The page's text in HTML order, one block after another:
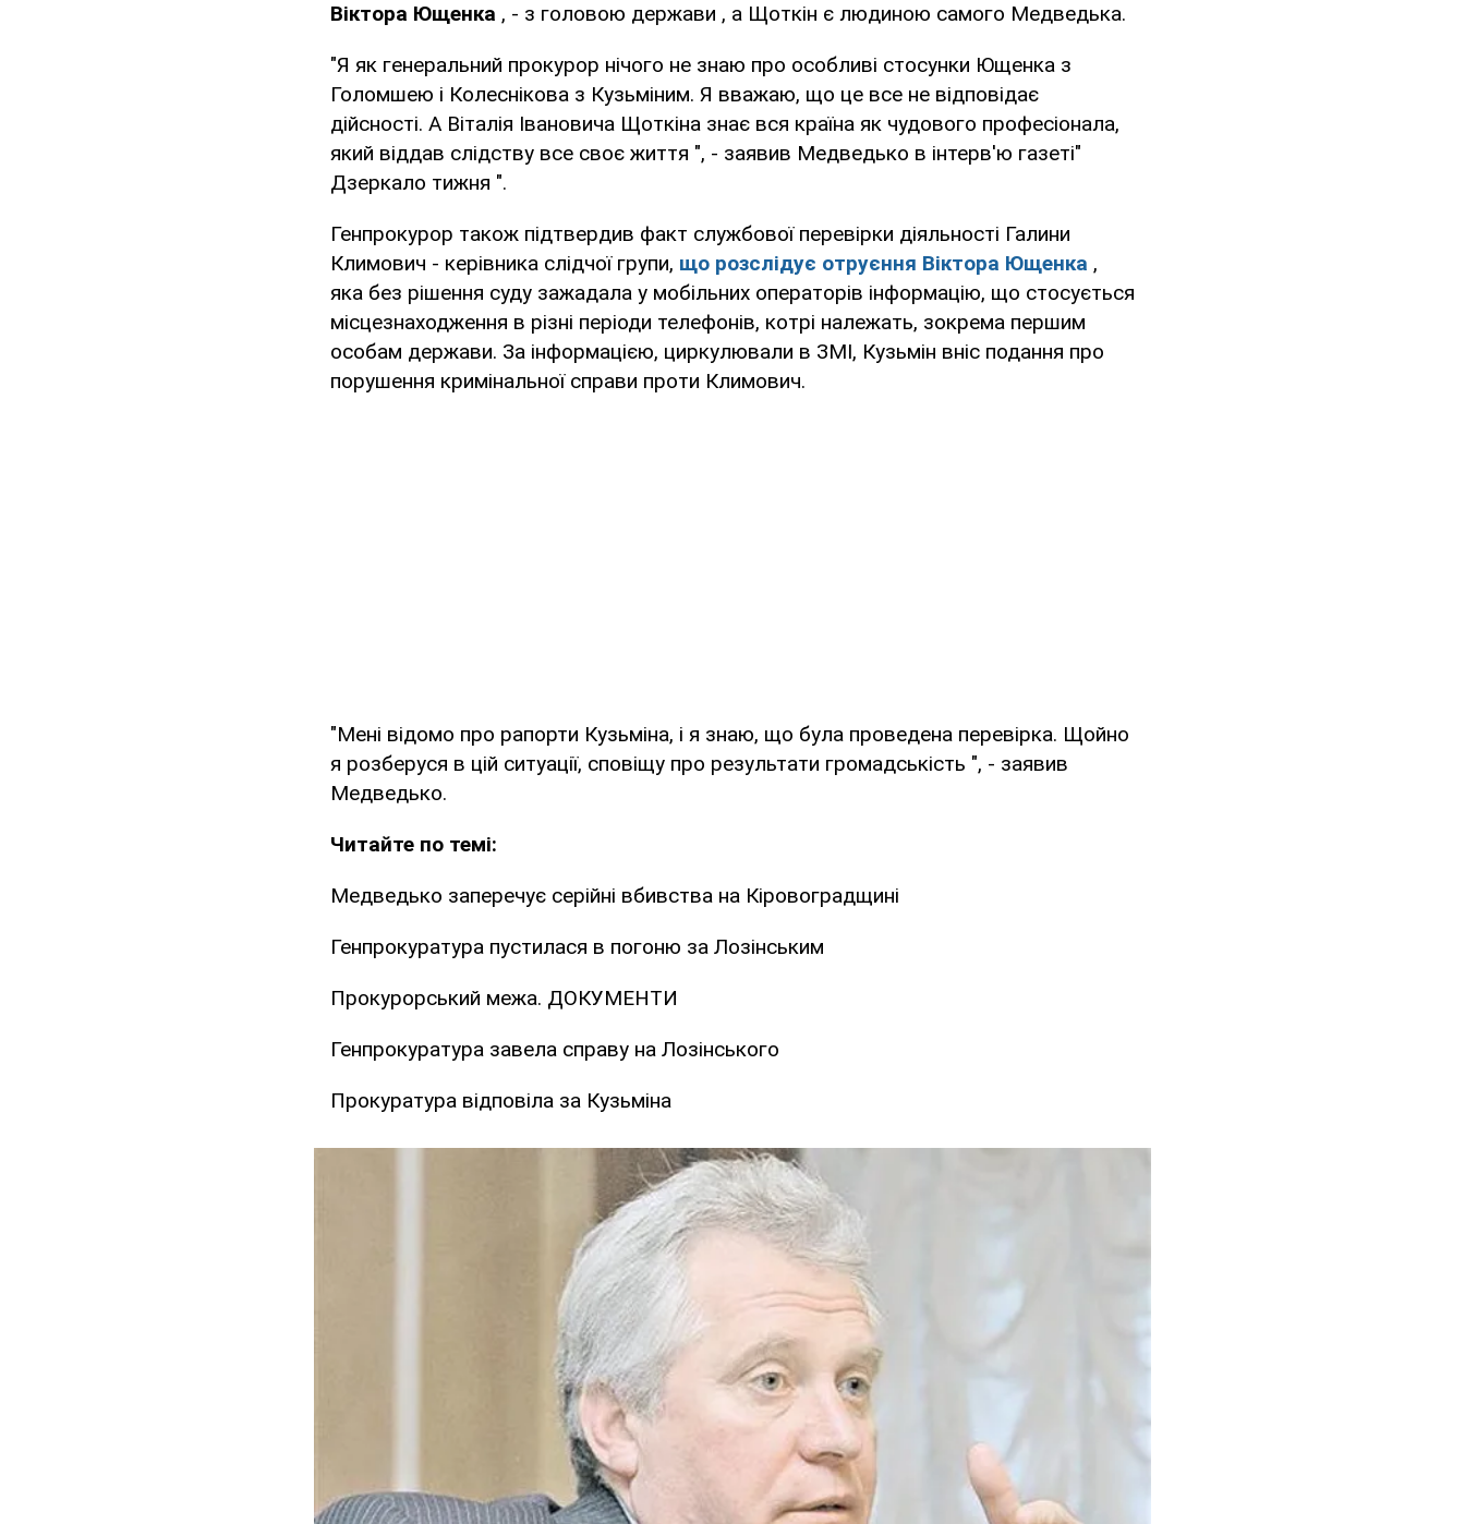
Віктора Ющенка , - з головою держави , а Щоткін є людиною самого Медведька.
"Я як генеральний прокурор нічого не знаю про особливі стосунки Ющенка з
Голомшею і Колеснікова з Кузьміним. Я вважаю, що це все не відповідає
дійсності. А Віталія Івановича Щоткіна знає вся країна як чудового професіонала,
який віддав слідству все своє життя ", - заявив Медведько в інтерв'ю газеті"
Дзеркало тижня ".
Генпрокурор також підтвердив факт службової перевірки діяльності Галини
Климович - керівника слідчої групи, що розслідує отруєння Віктора Ющенка ,
яка без рішення суду зажадала у мобільних операторів інформацію, що стосується
місцезнаходження в різні періоди телефонів, котрі належать, зокрема першим
особам держави. За інформацією, циркулювали в ЗМІ, Кузьмін вніс подання про
порушення кримінальної справи проти Климович.
"Мені відомо про рапорти Кузьміна, і я знаю, що була проведена перевірка. Щойно
я розберуся в цій ситуації, сповіщу про результати громадськість ", - заявив
Медведько.
Читайте по темі:
Медведько заперечує серійні вбивства на Кіровоградщині
Генпрокуратура пустилася в погоню за Лозінським
Прокурорський межа. ДОКУМЕНТИ
Генпрокуратура завела справу на Лозінського
Прокуратура відповіла за Кузьміна